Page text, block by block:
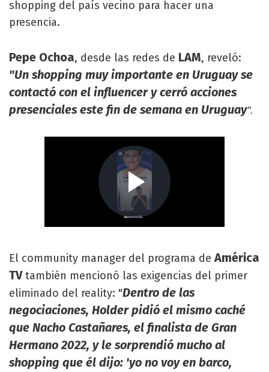
shopping del país vecino para hacer una
presencia.
Pepe Ochoa, desde las redes de LAM, reveló:
"Un shopping muy importante en Uruguay se
contactó con el influencer y cerró acciones
presenciales este fin de semana en Uruguay".
El community manager del programa deAmérica
TVtambién mencionó las exigencias del primer
eliminado del reality: "Dentro de las
negociaciones, Holder pidió el mismo caché
que Nacho Castañares, el finalista de Gran
Hermano 2022, y le sorprendió mucho al
shopping que él dijo: 'yo no voy en barco,